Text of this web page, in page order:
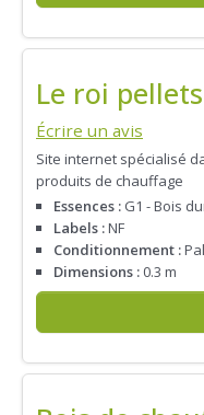
Le roi pellets
Écrire un avis
Site internet spécialisé
produits de chauffage
Essences : G1 - Bois
Labels :NF
Conditionnement :
Dimensions : 0.3 m